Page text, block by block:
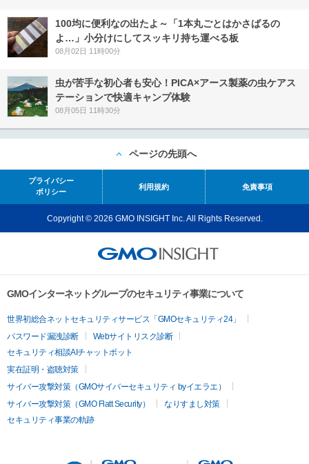
100均に便利なの出たよ～「1本丸ごとはかさばるの
よ…」小分けにしてスッキリ持ち運べる板
08月02日 11時00分
虫が苦手な初心者も安心！PICA×アース製薬の虫ケアス
テーションで快適キャンプ体験
08月05日 11時30分
ページの先頭へ
プライバシー
ポリシー
利用規約 免責事項
Copyright © 2026 GMO INSIGHT Inc. All Rights Reserved.
GMOインターネットグループのセキュリティ事業について
世界初総合ネットセキュリティサービス「GMOセキュリティ24」
パスワード漏洩診断
Webサイトリスク診断
セキュリティ相談AIチャットボット
実在証明・盗聴対策
サイバー攻撃対策（GMOサイバーセキュリティ byイエラエ）
サイバー攻撃対策（GMO Flatt Security）
なりすまし対策
セキュリティ事業の軌跡